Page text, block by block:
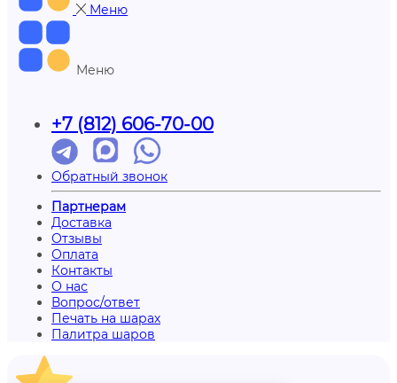
Меню
Меню
+7 (812) 606-70-00
Обратный звонок
Партнерам
Доставка
Отзывы
Оплата
Контакты
О нас
Вопрос/ответ
Печать на шарах
Палитра шаров